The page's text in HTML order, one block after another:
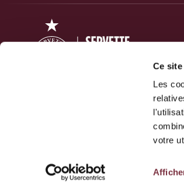
Ce
Les
votre
NOUS CONTACTER